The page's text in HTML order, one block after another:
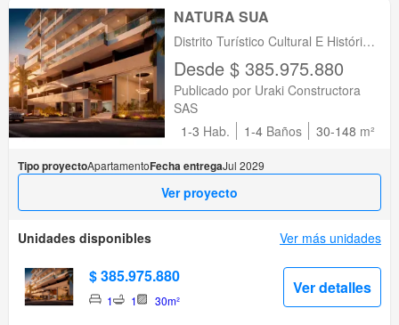
NATURA SUA
Distrito Turístico Cultural E Histórico
De Santa, Santa Marta, Santa
Marta, Magdalena
Desde $ 385.975.880
Publicado por Uraki Constructora
SAS
1-3 Hab. 1-4 Baños 30-148 m²
Tipo proyectoApartamentoFecha entregaJul 2029
Ver proyecto
Unidades disponibles Ver más unidades
$ 385.975.880
1 1 30m²
Ver detalles